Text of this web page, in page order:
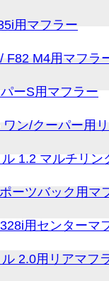
用マフラー
F82 M4用マフラ
ーS用マフラー
ン/クーパー用
1.2 マルチリン
ーツバック用マ
用センターマ
2.0用リアマフ